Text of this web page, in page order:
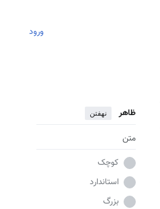
ورود
ظاهر نهفتن
متن
کوچک
استاندارد
بزرگ